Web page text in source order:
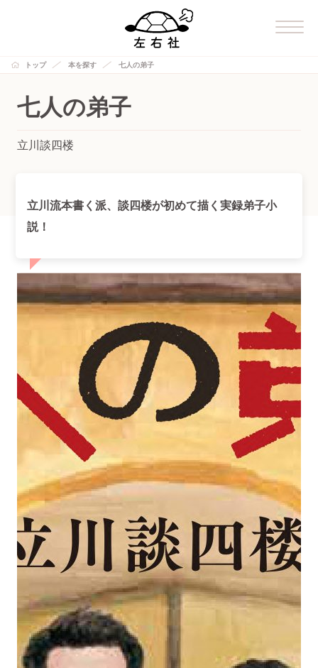
トップ 本を探す 七人の弟子
七人の弟子
立川談四楼
立川流本書く派、談四楼が初めて描く実録弟子小
説！